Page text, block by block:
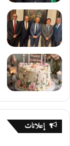
إعلانات